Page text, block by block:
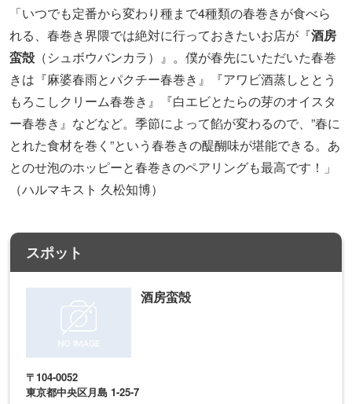
「いつでも定番から変わり種まで4種類の春巻きが食べら
れる、春巻き界隈では絶対に行っておきたいお店が『酒房
蛮殻（シュボウバンカラ）』。僕が春先にいただいた春巻
きは『麻婆春雨とパクチー春巻き』『アワビ酒蒸しととう
もろこしクリーム春巻き』『白エビとたらの芽のオイスタ
ー春巻き』などなど。季節によって餡が変わるので、”春に
とれた食材を巻く”という春巻きの醍醐味が堪能できる。あ
とのせ泡のホッピーと春巻きのペアリングも最高です！」
（ハルマキスト 久松知博）
スポット
酒房蛮殻
〒104-0052
東京都中央区月島 1-25-7